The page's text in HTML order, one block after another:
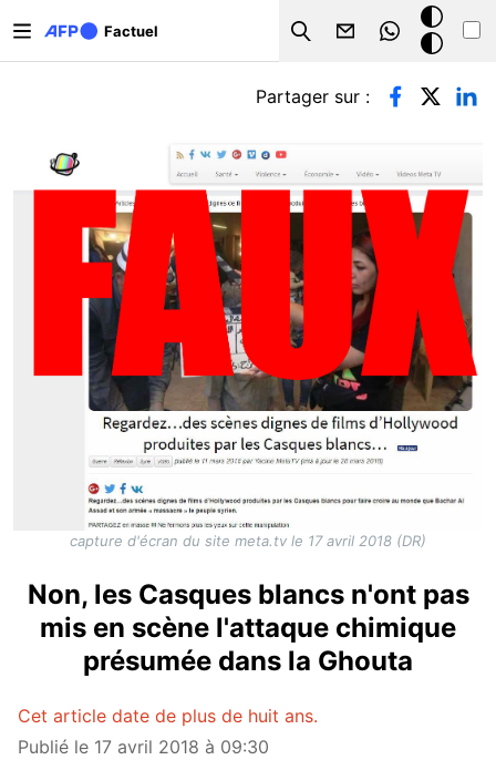
Factuel
Search
Mode
sombre
Onglets principaux
Partager sur :
capture d'écran du site meta.tv le 17 avril 2018 (DR)
Non, les Casques blancs n'ont pas
mis en scène l'attaque chimique
présumée dans la Ghouta
Cet article date de plus de huit ans.
Publié le 17 avril 2018 à 09:30